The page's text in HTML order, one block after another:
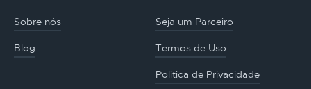
Sobre nós Seja um Parceiro
Blog Termos de Uso
Politica de Privacidade